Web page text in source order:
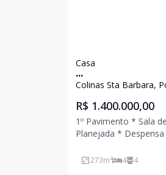
Casa
...
Colinas Sta Barbara,
R$ 1.400.000,00
1º Pavimento * Sala de Estar * Sala de Jantar * Cozinha
Planejada * Despensa * Lavabo * Quintal Amplo com
* Área de Serviço Ampla * 04 Vagas de Garagem
273m² 4 4